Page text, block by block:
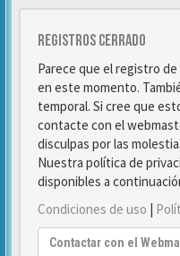
Registros cerrado
Parece que el registro
en este momento.
temporal. Si cree que
contacte con el
disculpas por las
Nuestra política de
disponibles a
Condiciones de uso |
Contactar con el